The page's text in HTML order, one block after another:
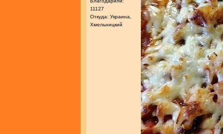
11127
Откуда: Украина,
Хмельницкий